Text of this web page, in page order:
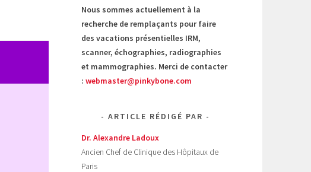
Nous sommes actuellement à la
recherche de remplaçants pour faire
des vacations présentielles IRM,
scanner, échographies, radiographies
et mammographies. Merci de contacter
: webmaster@pinkybone.com
ARTICLE RÉDIGÉ PAR
Dr. Alexandre Ladoux
Ancien Chef de Clinique des Hôpitaux de
Paris